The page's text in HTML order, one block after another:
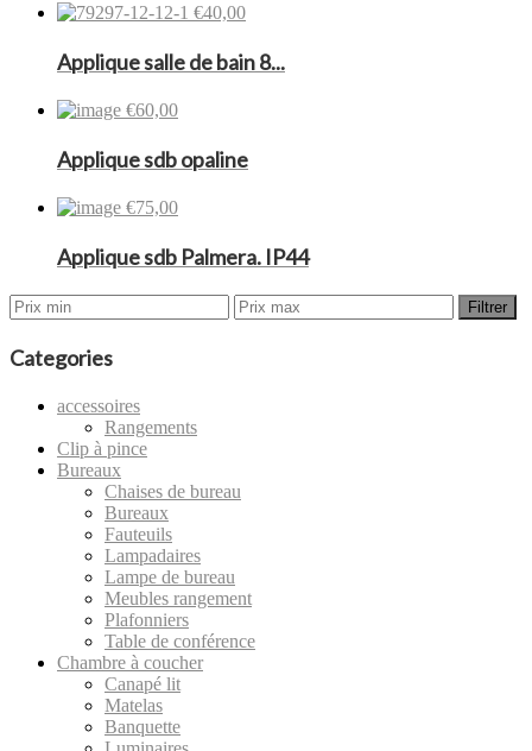
€40,00
Applique salle de bain 8...
€60,00
Applique sdb opaline
€75,00
Applique sdb Palmera. IP44
Filtrer
Categories
accessoires
Rangements
Clip à pince
Bureaux
Chaises de bureau
Bureaux
Fauteuils
Lampadaires
Lampe de bureau
Meubles rangement
Plafonniers
Table de conférence
Chambre à coucher
Canapé lit
Matelas
Banquette